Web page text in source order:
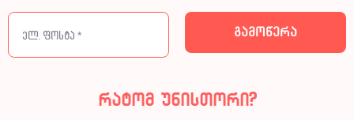
რატომ უნისთორი?